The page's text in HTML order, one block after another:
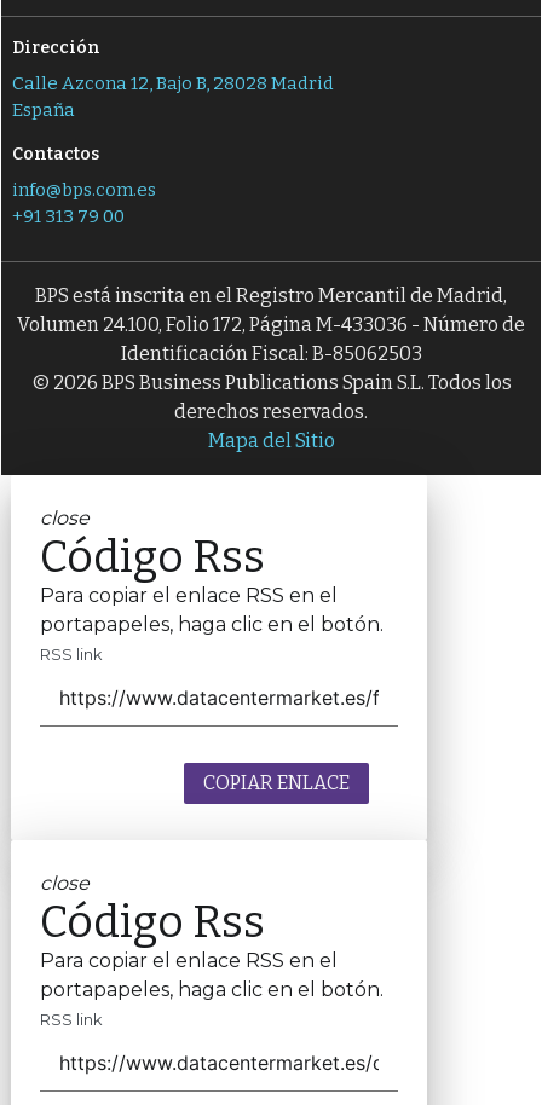
Dirección
Calle Azcona 12, Bajo B, 28028 Madrid
España
Contactos
info@bps.com.es
+91 313 79 00
BPS está inscrita en el Registro Mercantil de Madrid,
Volumen 24.100, Folio 172, Página M-433036 - Número de
Identificación Fiscal: B-85062503
© 2026 BPS Business Publications Spain S.L. Todos los
derechos reservados.
Mapa del Sitio
close
Código Rss
Para copiar el enlace RSS en el
portapapeles, haga clic en el botón.
RSS link
COPIAR ENLACE
close
Código Rss
Para copiar el enlace RSS en el
portapapeles, haga clic en el botón.
RSS link